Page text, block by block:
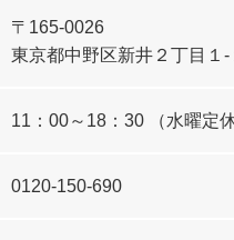
〒165-0026
東京都中野区新井２丁目１-
11：00～18：30 （水曜定休
0120-150-690